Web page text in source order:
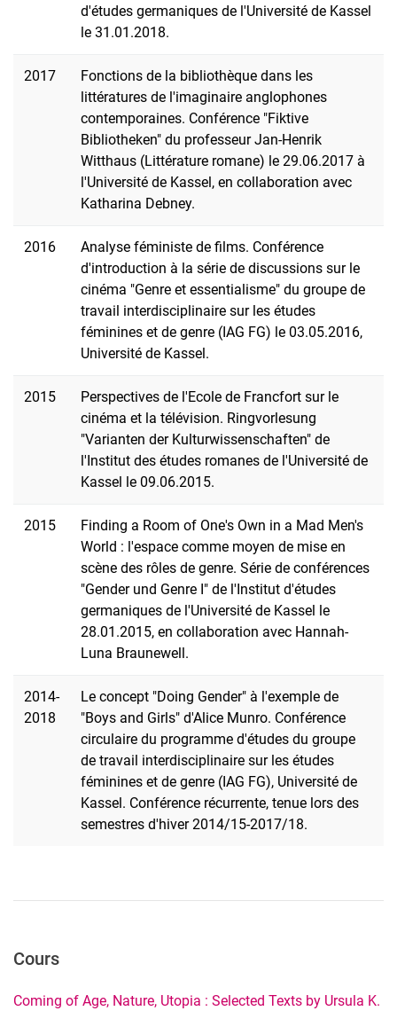
d'études germaniques de l'Université de Kassel
le 31.01.2018.
2017
Fonctions de la bibliothèque dans les
littératures de l'imaginaire anglophones
contemporaines. Conférence "Fiktive
Bibliotheken" du professeur Jan-Henrik
Witthaus (Littérature romane) le 29.06.2017 à
l'Université de Kassel, en collaboration avec
Katharina Debney.
2016
Analyse féministe de films. Conférence
d'introduction à la série de discussions sur le
cinéma "Genre et essentialisme" du groupe de
travail interdisciplinaire sur les études
féminines et de genre (IAG FG) le 03.05.2016,
Université de Kassel.
2015
Perspectives de l'Ecole de Francfort sur le
cinéma et la télévision. Ringvorlesung
"Varianten der Kulturwissenschaften" de
l'Institut des études romanes de l'Université de
Kassel le 09.06.2015.
2015
Finding a Room of One's Own in a Mad Men's
World : l'espace comme moyen de mise en
scène des rôles de genre. Série de conférences
"Gender und Genre I" de l'Institut d'études
germaniques de l'Université de Kassel le
28.01.2015, en collaboration avec Hannah-
Luna Braunewell.
2014-
2018
Le concept "Doing Gender" à l'exemple de
"Boys and Girls" d'Alice Munro. Conférence
circulaire du programme d'études du groupe
de travail interdisciplinaire sur les études
féminines et de genre (IAG FG), Université de
Kassel. Conférence récurrente, tenue lors des
semestres d'hiver 2014/15-2017/18.
Cours
Coming of Age, Nature, Utopia : Selected Texts by Ursula K.